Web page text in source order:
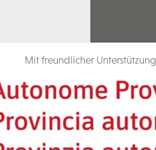
Mit freundlicher Unterstützung